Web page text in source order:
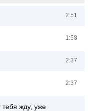
2:51
1:58
2:37
2:37
тебя жду, уже